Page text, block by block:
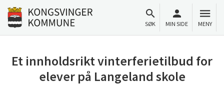
Til innhold
Gå til forsiden
SØK MIN SIDE MENY
Et innholdsrikt vinterferietilbud for
elever på Langeland skole